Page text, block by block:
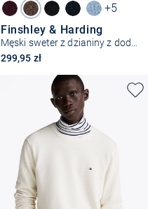
+5
Finshley & Harding
299,95 zł